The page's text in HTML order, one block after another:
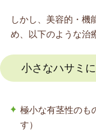
しかし、美容的・機
め、以下のような治
小さなハサミ
極小な有茎性のも
す）